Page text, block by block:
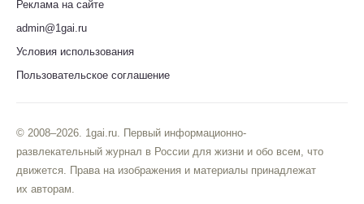
Реклама на сайте
admin@1gai.ru
Условия использования
Пользовательское соглашение
© 2008–2026. 1gai.ru. Первый информационно-
развлекательный журнал в России для жизни и обо всем, что
движется. Права на изображения и материалы принадлежат
их авторам.